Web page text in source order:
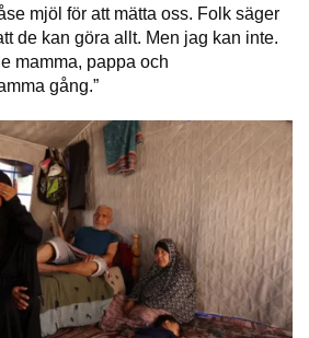
mjöl för att mätta oss. Folk säger
de kan göra allt. Men jag kan inte.
mamma, pappa och
gång.”